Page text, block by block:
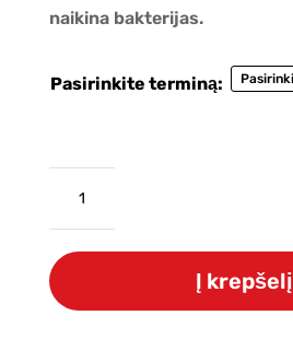
naikina bakterijas.
Pasirinkite terminą:
kiekis:
filtro
WaterLovers
Į krepšelį